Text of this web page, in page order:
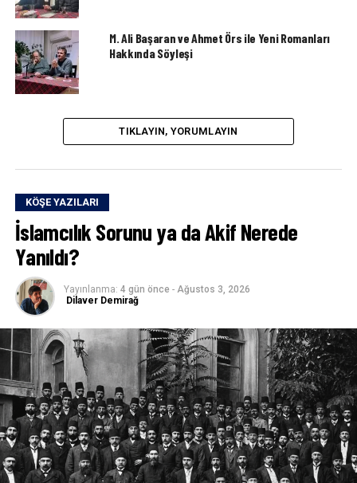
M. Ali Başaran ve Ahmet Örs ile Yeni Romanları
Hakkında Söyleşi
TIKLAYIN, YORUMLAYIN
KÖŞE YAZILARI
İslamcılık Sorunu ya da Akif Nerede
Yanıldı?
Yayınlanma: 4 gün önce - Ağustos 3, 2026
Dilaver Demirağ